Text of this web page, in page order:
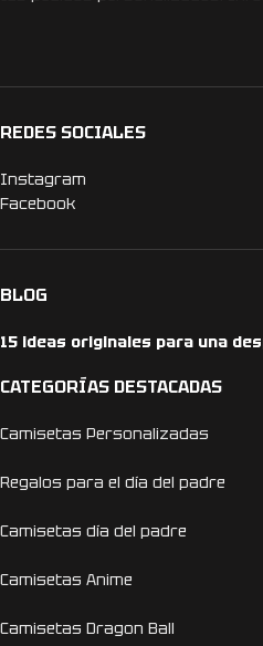
REDES SOCIALES
Instagram
Facebook
BLOG
15 ideas originales para una
CATEGORÍAS DESTACADAS
Camisetas Personalizadas
Regalos para el día del padre
Camisetas día del padre
Camisetas Anime
Camisetas Dragon Ball